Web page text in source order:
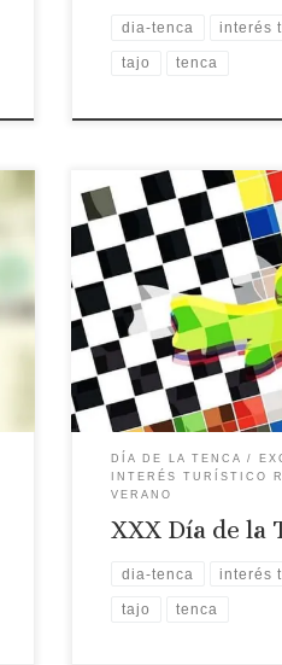
dia-tenca interés
tajo tenca
Fecha: 24, 25 y 26 de
Casar de Cáceres XXX
la Tenca, declarada de
Gastronómico de
año en Casar de
Aquí tendrás toda la
[…]
DÍA DE LA TENCA
INTERÉS TURÍSTICO
VERANO
XXX Día de la
dia-tenca interés
tajo tenca